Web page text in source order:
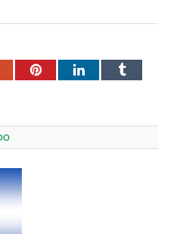
PinterestLinkedInTumblr